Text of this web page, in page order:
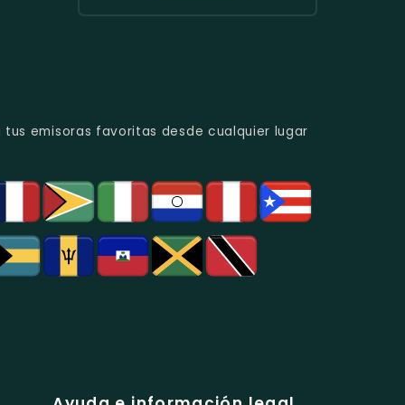
Y
Bogotá.
emisoras favoritas desde cualquier lugar